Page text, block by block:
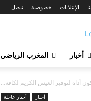
تنصل خصوصية الإعلانات
أخبار المغرب الرياضي
أداة لتوفير العيش الكريم لكافة...
أخبار أخبار عاجلة